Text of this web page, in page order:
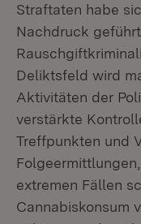
Straftaten habe
Nachdruck
Deliktsfeld wird
Aktivitäten der
verstärkte
Treffpunkten und
extremen Fällen
Cannabiskonsum